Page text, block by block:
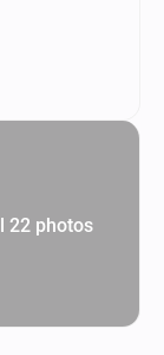
22 photos